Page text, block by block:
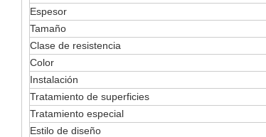
Espesor
Tamaño
Clase de resistencia
Color
Instalación
Tratamiento de superficies
Tratamiento especial
Estilo de diseño